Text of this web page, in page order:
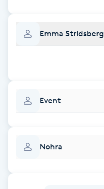
Gruppträning
Gua Sha-massage
H
Hatha Yoga
Headspa
Emma Stridsberg
Event
Nohra